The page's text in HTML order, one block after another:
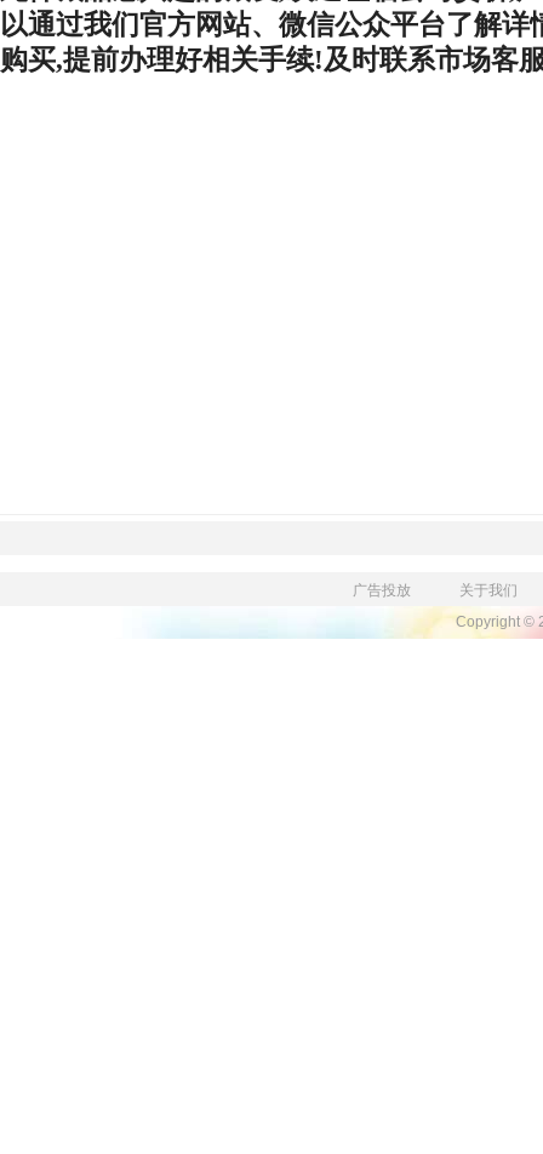
以通过我们官方网站、微信公众平台了解详
购买,提前办理好相关手续!及时联系市场客
广告投放
关于我们
Copyright ©